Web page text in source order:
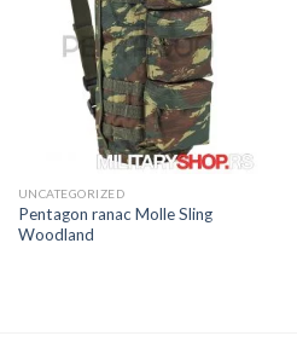
UNCATEGORIZED
Pentagon ranac Molle Sling
Woodland